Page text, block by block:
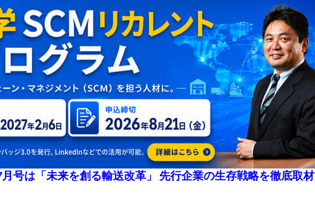
号は「未来を創る輸送改革」 先行企業の生存戦略を徹底取材